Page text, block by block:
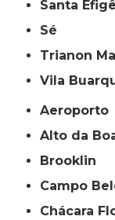
Santa
Sé
Trianon
Vila
Aeroporto
Alto da
Brooklin
Campo
Chácara